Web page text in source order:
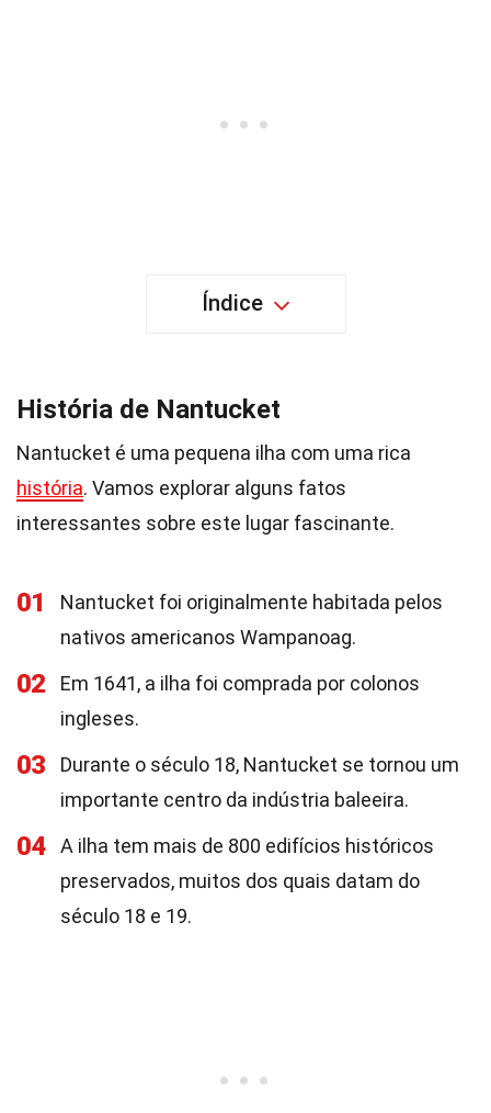
Índice
História de Nantucket
Nantucket é uma pequena ilha com uma rica
história. Vamos explorar alguns fatos
interessantes sobre este lugar fascinante.
01
Nantucket foi originalmente habitada pelos
nativos americanos Wampanoag.
02
Em 1641, a ilha foi comprada por colonos
ingleses.
03
Durante o século 18, Nantucket se tornou um
importante centro da indústria baleeira.
04
A ilha tem mais de 800 edifícios históricos
preservados, muitos dos quais datam do
século 18 e 19.